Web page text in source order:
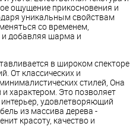
ощущение прикосновения и
уникальным свойствам
со временем,
и добавляя шарма и
в широком спекторе
От классических и
стилей, Она
характером. Это позволяет
удовлетворяющий
из массива дерева -
красоту, качество и